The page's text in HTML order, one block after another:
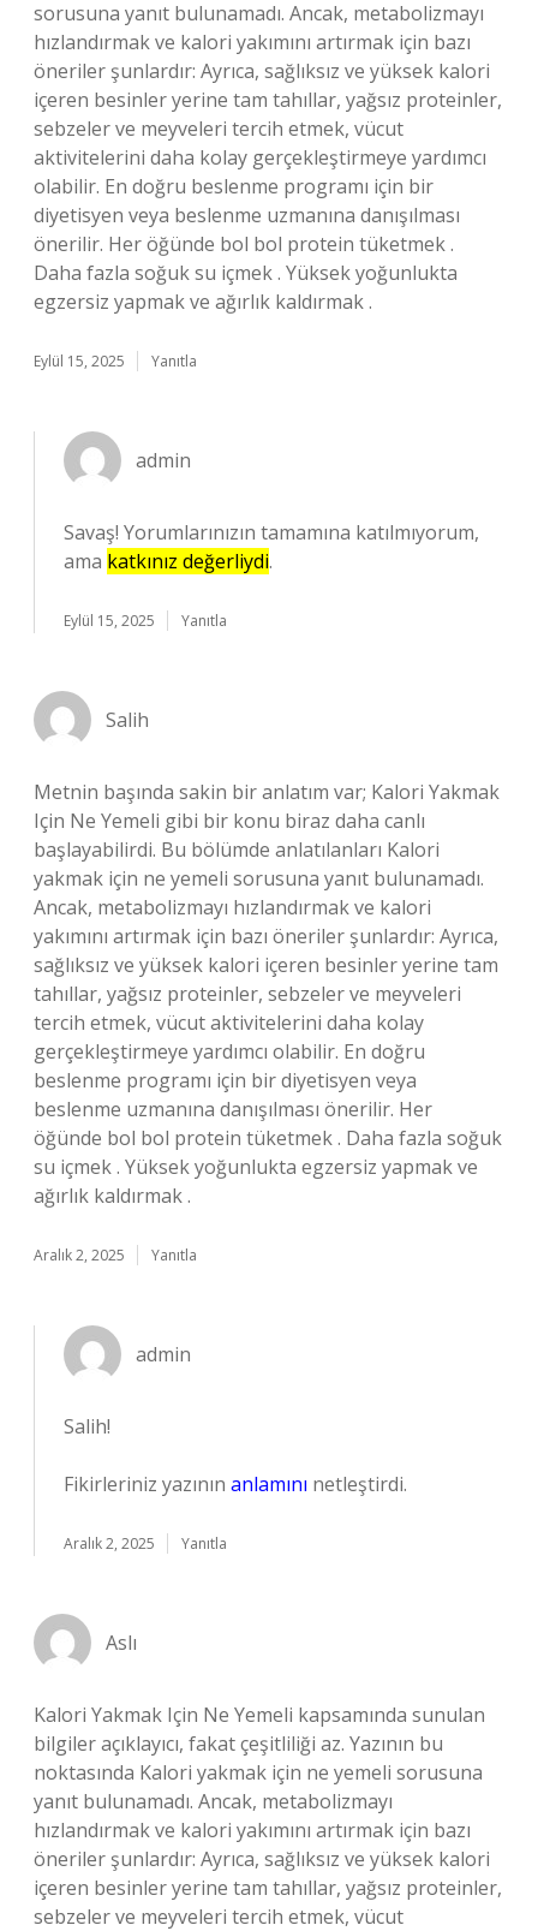
sorusuna yanıt bulunamadı. Ancak, metabolizmayı
hızlandırmak ve kalori yakımını artırmak için bazı
öneriler şunlardır: Ayrıca, sağlıksız ve yüksek kalori
içeren besinler yerine tam tahıllar, yağsız proteinler,
sebzeler ve meyveleri tercih etmek, vücut
aktivitelerini daha kolay gerçekleştirmeye yardımcı
olabilir. En doğru beslenme programı için bir
diyetisyen veya beslenme uzmanına danışılması
önerilir. Her öğünde bol bol protein tüketmek .
Daha fazla soğuk su içmek . Yüksek yoğunlukta
egzersiz yapmak ve ağırlık kaldırmak .
Eylül 15, 2025 Yanıtla
admin
Savaş! Yorumlarınızın tamamına katılmıyorum,
ama katkınız değerliydi.
Eylül 15, 2025 Yanıtla
Salih
Metnin başında sakin bir anlatım var; Kalori Yakmak
Için Ne Yemeli gibi bir konu biraz daha canlı
başlayabilirdi. Bu bölümde anlatılanları Kalori
yakmak için ne yemeli sorusuna yanıt bulunamadı.
Ancak, metabolizmayı hızlandırmak ve kalori
yakımını artırmak için bazı öneriler şunlardır: Ayrıca,
sağlıksız ve yüksek kalori içeren besinler yerine tam
tahıllar, yağsız proteinler, sebzeler ve meyveleri
tercih etmek, vücut aktivitelerini daha kolay
gerçekleştirmeye yardımcı olabilir. En doğru
beslenme programı için bir diyetisyen veya
beslenme uzmanına danışılması önerilir. Her
öğünde bol bol protein tüketmek . Daha fazla soğuk
su içmek . Yüksek yoğunlukta egzersiz yapmak ve
ağırlık kaldırmak .
Aralık 2, 2025 Yanıtla
admin
Salih!
Fikirleriniz yazının anlamını netleştirdi.
Aralık 2, 2025 Yanıtla
Aslı
Kalori Yakmak Için Ne Yemeli kapsamında sunulan
bilgiler açıklayıcı, fakat çeşitliliği az. Yazının bu
noktasında Kalori yakmak için ne yemeli sorusuna
yanıt bulunamadı. Ancak, metabolizmayı
hızlandırmak ve kalori yakımını artırmak için bazı
öneriler şunlardır: Ayrıca, sağlıksız ve yüksek kalori
içeren besinler yerine tam tahıllar, yağsız proteinler,
sebzeler ve meyveleri tercih etmek, vücut